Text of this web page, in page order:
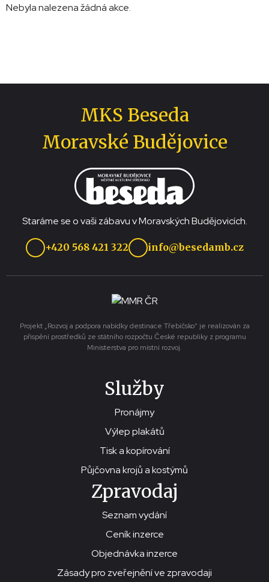
Nebyla nalezena žádná akce.
MKS Beseda
Moravské Budějovice
Staráme se o vaši zábavu v Moravských Budějovicích.
+420 568 421 322 info@besedamb.cz
Projekt „Rozvoj a podpora nabídky destinace Třebíčsko“ je realizován za
přispění prostředků ze státního rozpočtu České republiky z programu
Ministerstva pro místní rozvoj.
Služby
Pronájmy
Výlep plakátů
Tisk a kopírování
Půjčovna krojů a kostýmů
Zpravodaj
Seznam vydání
Ceník inzerce
Objednávka inzerce
Zásady pro zveřejnění ve zpravodaji